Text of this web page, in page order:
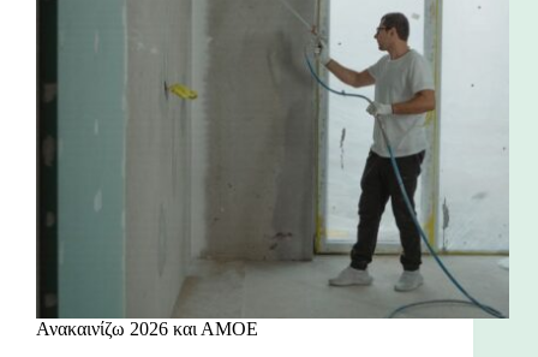
Ανακαινίζω 2026 και ΑΜΟΕ